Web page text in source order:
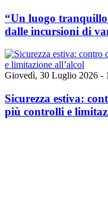
“Un luogo
dalle incursioni di
Giovedì, 30 Luglio 2026 -
Sicurezza estiva:
più controlli e